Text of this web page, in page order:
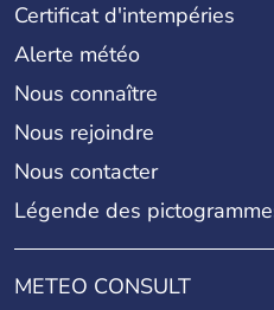
Certificat d'intempéries
Alerte météo
Nous connaître
Nous rejoindre
Nous contacter
Légende des
METEO CONSULT